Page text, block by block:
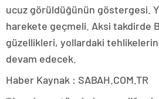
ucuz görüldüğünün göstergesi.
harekete geçmeli. Aksi takdirde
güzellikleri, yollardaki
devam edecek.
Haber Kaynak : SABAH.COM.TR